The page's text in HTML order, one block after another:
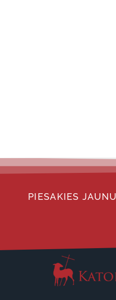
PIESAKIES